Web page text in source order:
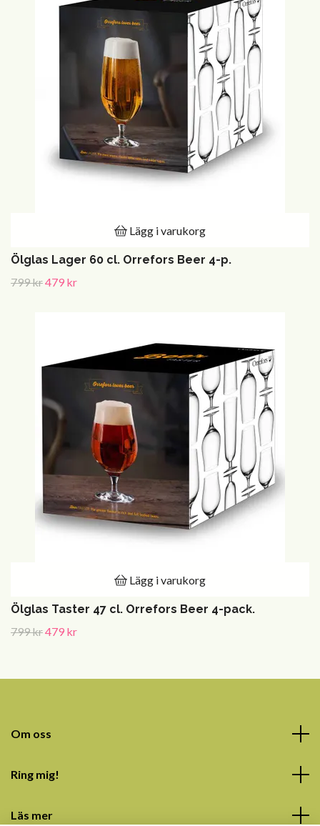
Lägg i varukorg
Ölglas Lager 60 cl. Orrefors Beer 4-p.
799 kr479 kr
Lägg i varukorg
Ölglas Taster 47 cl. Orrefors Beer 4-pack.
799 kr479 kr
Om oss
Ring mig!
Läs mer